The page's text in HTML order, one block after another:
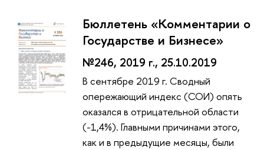
Бюллетень «Комментарии о
Государстве и Бизнесе»
№246, 2019 г., 25.10.2019
В сентябре 2019 г. Сводный
опережающий индекс (СОИ) опять
оказался в отрицательной области
(-1,4%). Главными причинами этого,
как и в предыдущие месяцы, были